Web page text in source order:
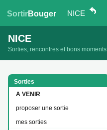
SortirBouger NICE
NICE
Sorties, rencontres et bons moments
Sorties
A VENIR
proposer une sortie
mes sorties